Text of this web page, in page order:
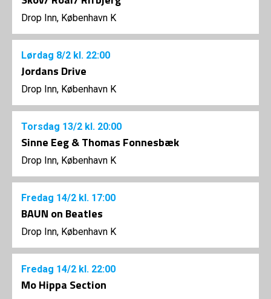
Drop Inn, København K
Lørdag 8/2 kl. 22:00
Jordans Drive
Drop Inn, København K
Torsdag 13/2 kl. 20:00
Sinne Eeg & Thomas Fonnesbæk
Drop Inn, København K
Fredag 14/2 kl. 17:00
BAUN on Beatles
Drop Inn, København K
Fredag 14/2 kl. 22:00
Mo Hippa Section